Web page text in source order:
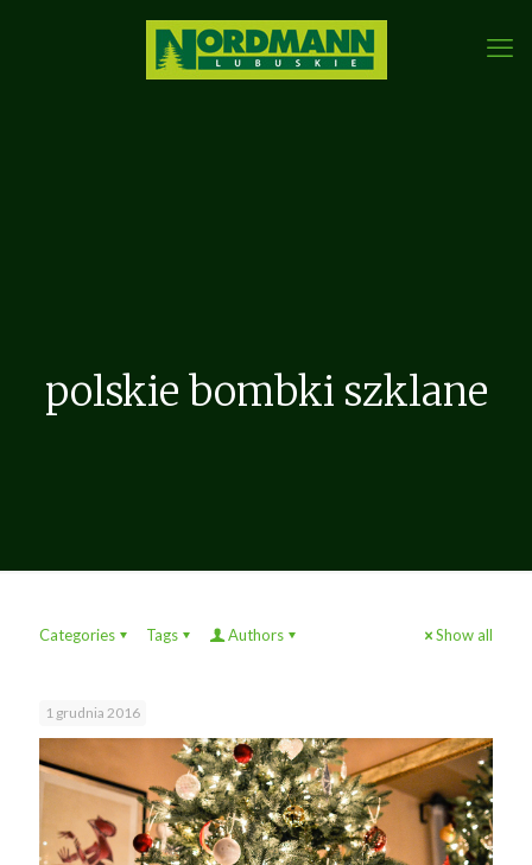
polskie bombki szklane
Categories Tags Authors Show all
1 grudnia 2016